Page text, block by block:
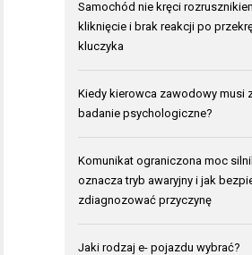
Samochód nie kręci
kliknięcie i brak reakcji po
kluczyka
Kiedy kierowca zawodowy musi
badanie psychologiczne?
Komunikat ograniczona moc
oznacza tryb awaryjny i jak
zdiagnozować przyczynę
Jaki rodzaj e- pojazdu wybrać?